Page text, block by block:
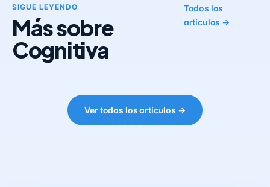
SIGUE LEYENDO
Más sobre
Cognitiva
Todos los
artículos →
Ver todos los artículos →